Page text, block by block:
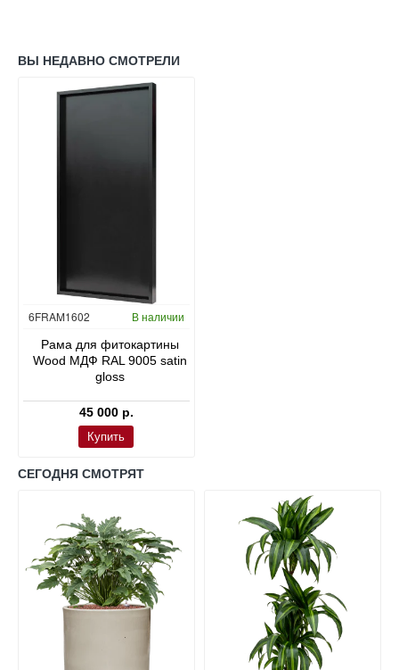
ВЫ НЕДАВНО СМОТРЕЛИ
6FRAM1602 В наличии
Рама для фитокартины
Wood МДФ RAL 9005 satin
gloss
45 000 р.
Купить
СЕГОДНЯ СМОТРЯТ